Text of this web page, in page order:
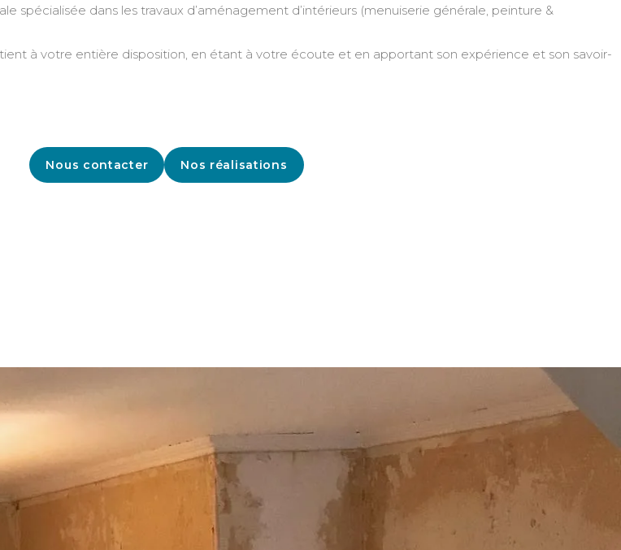
spécialisée dans les travaux d’aménagement d’intérieurs (menuiserie générale, peinture &
à votre entière disposition, en étant à votre écoute et en apportant son expérience et son savoir-
Nous contacter Nos réalisations